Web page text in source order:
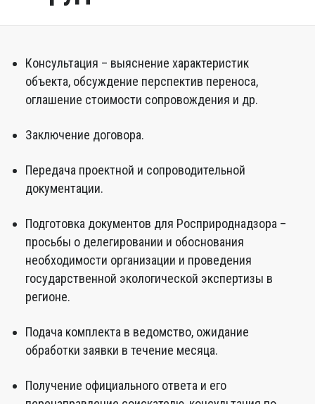
Консультация – выяснение характеристик
объекта, обсуждение перспектив переноса,
оглашение стоимости сопровождения и др.
Заключение договора.
Передача проектной и сопроводительной
документации.
Подготовка документов для Росприроднадзора –
просьбы о делегировании и обоснования
необходимости организации и проведения
государственной экологической экспертизы в
регионе.
Подача комплекта в ведомство, ожидание
обработки заявки в течение месяца.
Получение официального ответа и его